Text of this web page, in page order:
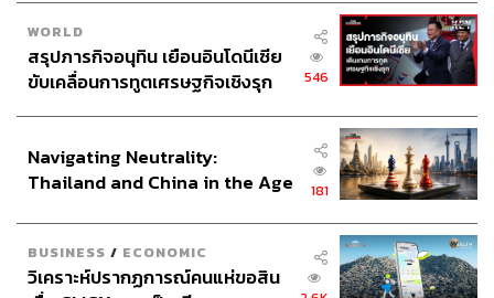
WORLD
สรุปภารกิจอนุทิน เยือนอินโดนีเซีย
ขับเคลื่อนการทูตเศรษฐกิจเชิงรุก
546
Navigating Neutrality:
Thailand and China in the Age
181
BUSINESS / ECONOMIC
วิเคราะห์ปรากฏการณ์คนแห่ขอสิน